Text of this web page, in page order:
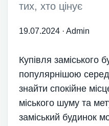
тих, хто цінує
19.07.2024 ·Admin
Купівля заміського
популярнішою
знайти спокійне
міського шуму та
заміський будинок